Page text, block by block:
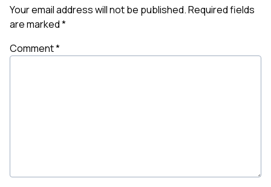
Your email address will not be published.Required fields
are marked*
Comment*